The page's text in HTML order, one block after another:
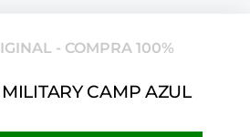
- COMPRA 100%
CAMP AZUL